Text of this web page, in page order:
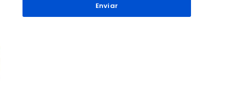
Enviar